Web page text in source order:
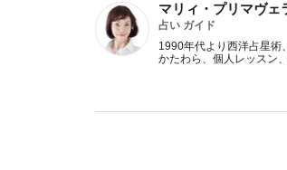
マリィ・プリマヴェ
占い ガイド
1990年代より西洋占星術
かたわら、個人レッスン